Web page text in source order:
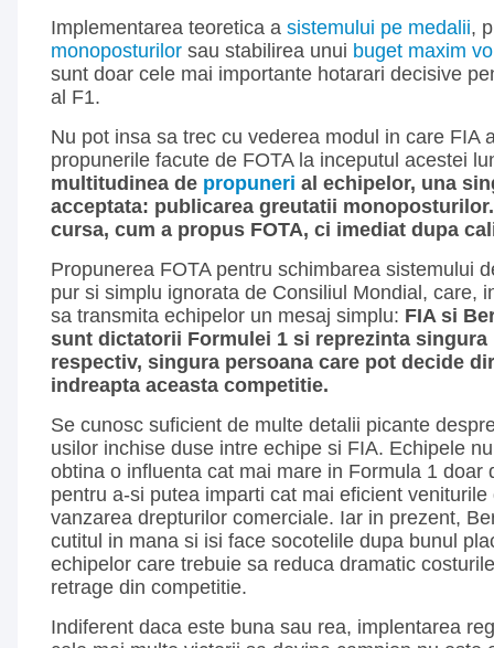
Implementarea teoretica a sistemului pe medalii,
monoposturilor sau stabilirea unui buget maxim
sunt doar cele mai importante hotarari decisive
al F1.
Nu pot insa sa trec cu vederea modul in care FIA
propunerile facute de FOTA la inceputul acestei
multitudinea de propuneri al echipelor, una
acceptata: publicarea greutatii
cursa, cum a propus FOTA, ci imediat dupa
Propunerea FOTA pentru schimbarea sistemului
pur si simplu ignorata de Consiliul Mondial, care,
sa transmita echipelor un mesaj simplu: FIA si
sunt dictatorii Formulei 1 si reprezinta
respectiv, singura persoana care pot decide
indreapta aceasta competitie.
Se cunosc suficient de multe detalii picante
usilor inchise duse intre echipe si FIA. Echipele
obtina o influenta cat mai mare in Formula 1 doar
pentru a-si putea imparti cat mai eficient veniturile
vanzarea drepturilor comerciale. Iar in prezent,
cutitul in mana si isi face socotelile dupa bunul
echipelor care trebuie sa reduca dramatic
retrage din competitie.
Indiferent daca este buna sau rea, implentarea